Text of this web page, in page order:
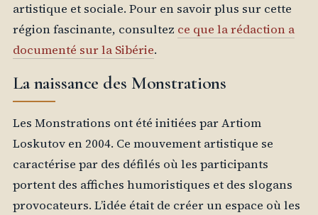
artistique et sociale. Pour en savoir plus sur cette
région fascinante, consultez ce que la rédaction a
documenté sur la Sibérie.
La naissance des Monstrations
Les Monstrations ont été initiées par Artiom
Loskutov en 2004. Ce mouvement artistique se
caractérise par des défilés où les participants
portent des affiches humoristiques et des slogans
provocateurs. L’idée était de créer un espace où les